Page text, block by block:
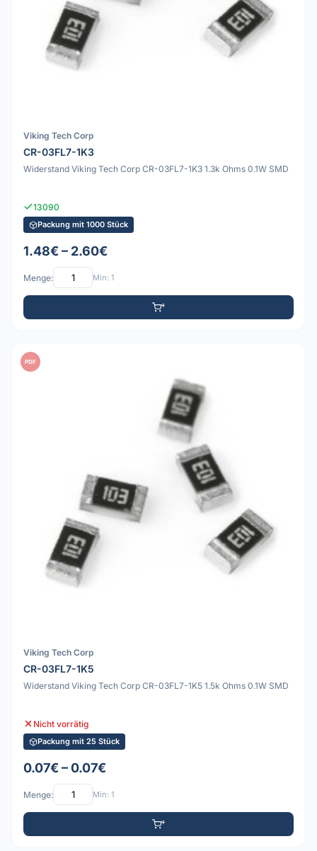
Viking Tech Corp
CR-03FL7-1K3
Widerstand Viking Tech Corp CR-03FL7-1K3 1.3k Ohms 0.1W SMD
13090
Packung mit 1000 Stück
1.48€ – 2.60€
Menge: Min: 1
PDF
Viking Tech Corp
CR-03FL7-1K5
Widerstand Viking Tech Corp CR-03FL7-1K5 1.5k Ohms 0.1W SMD
Nicht vorrätig
Packung mit 25 Stück
0.07€ – 0.07€
Menge: Min: 1